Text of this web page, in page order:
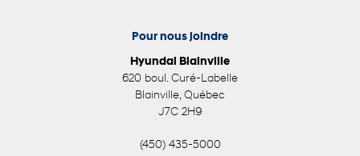
Pour nous joindre
Hyundai Blainville
620 boul. Curé-Labelle
Blainville, Québec
J7C 2H9
(450) 435-5000